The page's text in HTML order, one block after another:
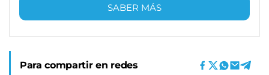
SABER MÁS
Para compartir en redes